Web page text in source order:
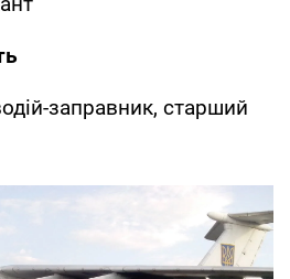
заправник, старший